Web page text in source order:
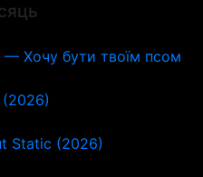
Хочу бути твоїм псом
Static (2026)